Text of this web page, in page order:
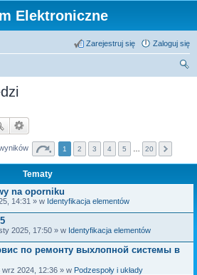
Elektroniczne
Zaloguj się
Zarejestruj się
1 2 3 4 5 20
Tematy
na oporniku
14:31 » w Identyfikacja elementów
2025, 17:50 » w Identyfikacja elementów
по ремонту выхлопной системы в
wrz 2024, 12:36 » w Podzespoły i układy